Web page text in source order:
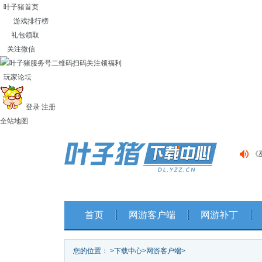
叶子猪首页
游戏排行榜
礼包领取
关注微信
扫码关注领福利
玩家论坛
登录 注册
全站地图
首页 网游客户端 网游补丁
您的位置： >下载中心>网游客户端>